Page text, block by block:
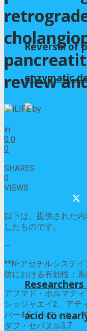
Reversal of
enzymatic
acid to
review
by
in
0 0
0
SHARES
0
VIEWS
以下は、提供された
したものです。
—
**N-アセチルシステ
防における有効性：
アフマド・ホルマテ
ショジャエイ2、アテ
バー4,5、ヘディエ・
ダフ・セパヌル3,7